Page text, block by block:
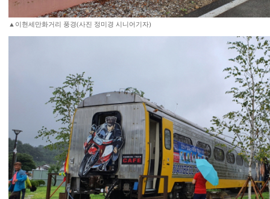
▲이현세만화거리 풍경(사진 정미경 시니어기자)